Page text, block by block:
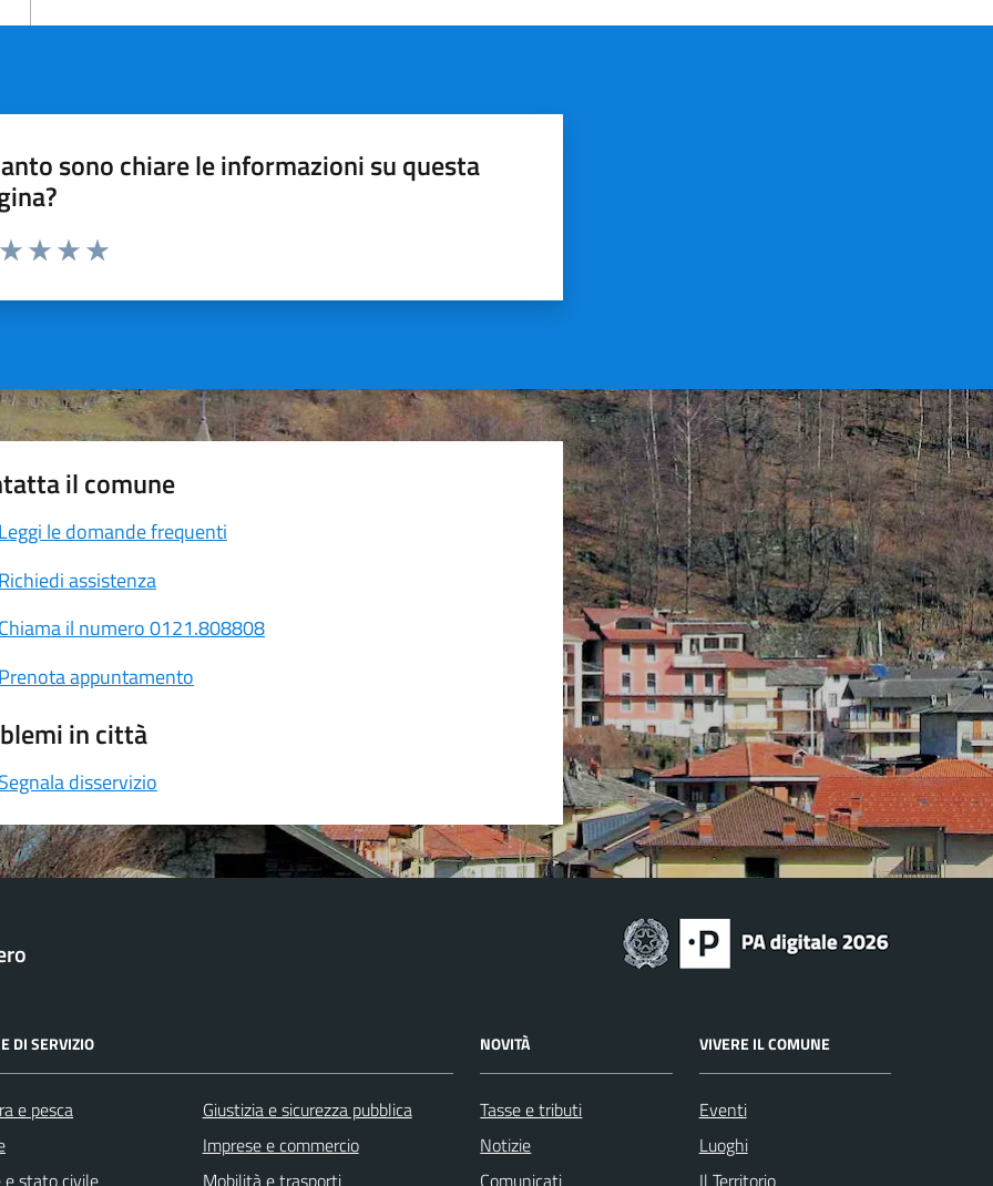
sono chiare le informazioni su questa
da 1 a 5 stelle la pagina
il comune
le domande frequenti
assistenza
il numero 0121.808808
appuntamento
in città
disservizio
DI SERVIZIO
e pesca
e stato civile
Giustizia e sicurezza pubblica
Imprese e commercio
Mobilità e trasporti
NOVITÀ
Tasse e tributi
Notizie
Comunicati
VIVERE IL COMUNE
Eventi
Luoghi
Il Territorio